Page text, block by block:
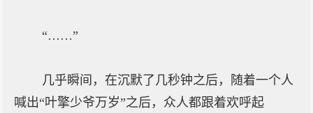
“……”
几乎瞬间，在沉默了几秒钟之后，随着一个人
喊出“叶擎少爷万岁”之后，众人都跟着欢呼起